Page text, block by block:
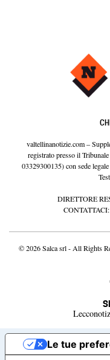
valtellinanotizie.com –
03329300135) con sede
DIRETTORE
CONTATTACI:
© 2026 Salca srl - All Rights
Informativa sulla